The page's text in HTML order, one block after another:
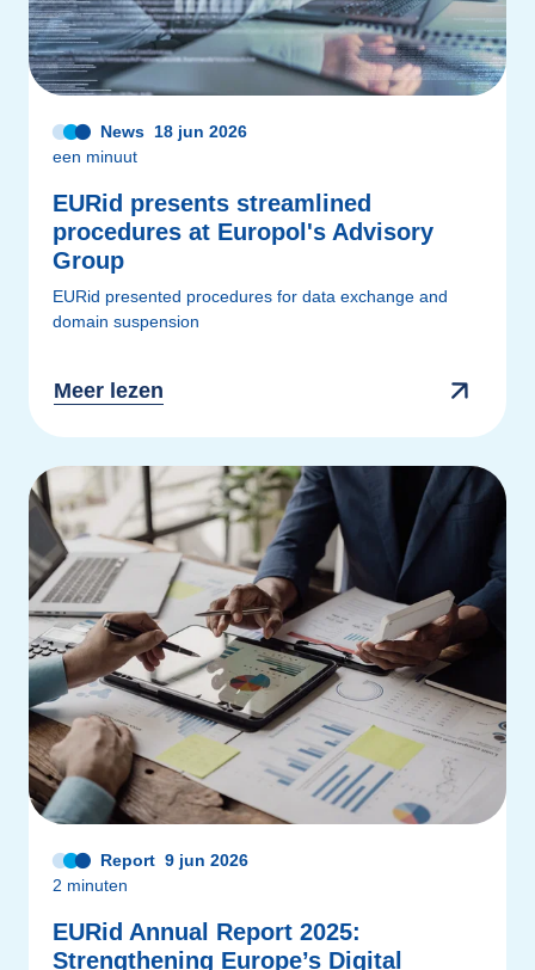
News 18 jun 2026
een minuut
EURid presents streamlined
procedures at Europol's Advisory
Group
EURid presented procedures for data exchange and
domain suspension
Meer lezen
Report 9 jun 2026
2 minuten
EURid Annual Report 2025:
Strengthening Europe’s Digital